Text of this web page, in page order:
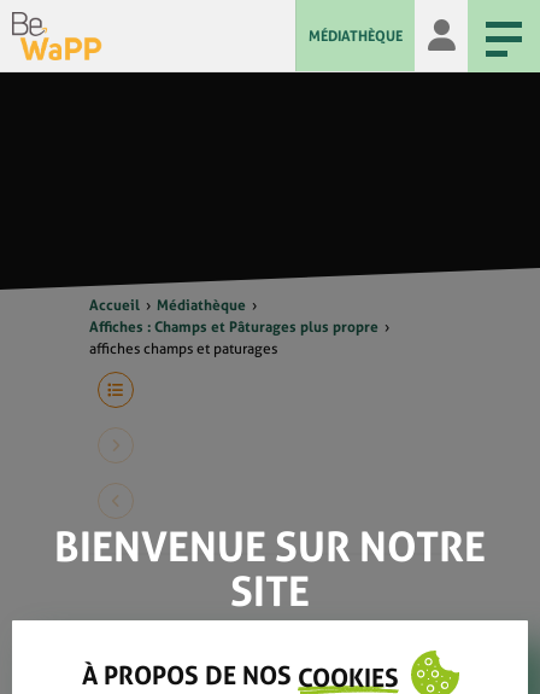
MÉDIATHÈQUE
Accueil
Médiathèque
Affiches : Champs et Pâturages plus propre
affiches champs et paturages
affiches champs et
paturages
BIENVENUE SUR NOTRE
SITE
À PROPOS DE NOS COOKIES